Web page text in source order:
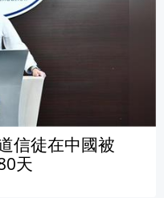
信徒在中國被
天